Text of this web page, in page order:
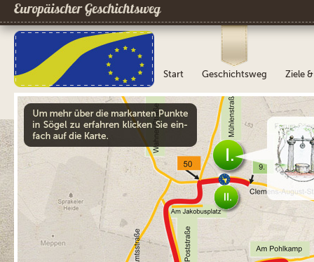
Europäischer Geschichtsweg
Start Geschichtsweg Ziele